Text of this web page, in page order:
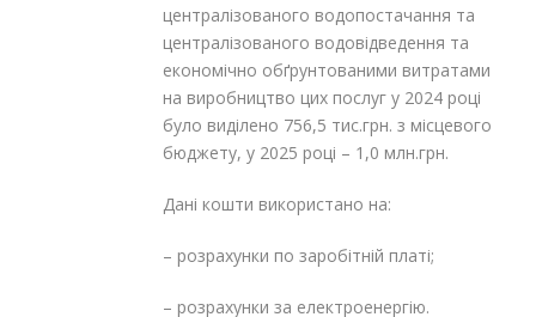
централізованого водопостачання та
централізованого водовідведення та
економічно обґрунтованими витратами
на виробництво цих послуг у 2024 році
було виділено 756,5 тис.грн. з місцевого
бюджету, у 2025 році – 1,0 млн.грн.
Дані кошти використано на:
– розрахунки по заробітній платі;
– розрахунки за електроенергію.